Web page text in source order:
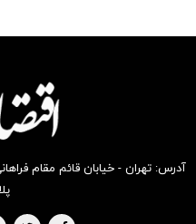
بخر !
آدرس: تهران - خیابان قائم مقام